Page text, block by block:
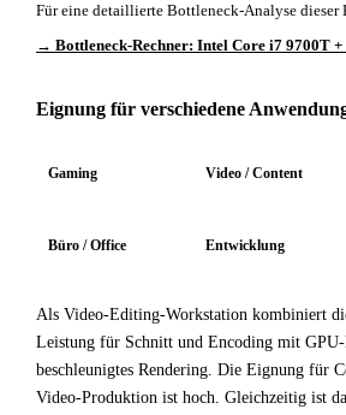
Für eine detaillierte Bottleneck-Analyse dieser
→ Bottleneck-Rechner: Intel Core i7 9700T
Eignung für verschiedene
Gaming Video / Content
Büro / Office Entwicklung
Als Video-Editing-Workstation kombiniert
Leistung für Schnitt und Encoding mit
beschleunigtes Rendering. Die Eignung für
Video-Produktion ist hoch. Gleichzeitig ist